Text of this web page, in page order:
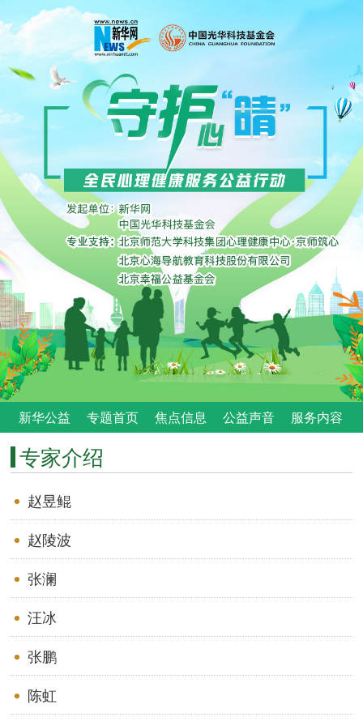
新华公益 专题首页 焦点信息 公益声音 服务内容
专家介绍
赵昱鲲
赵陵波
张澜
汪冰
张鹏
陈虹